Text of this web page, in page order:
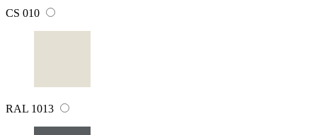
CS 010
RAL 1013